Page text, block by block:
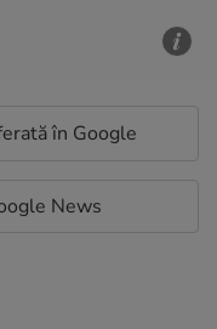
în Google
News